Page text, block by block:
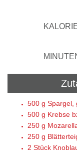
500 g Spargel,
500 g Krebse
250 g
250 g
2 Stück